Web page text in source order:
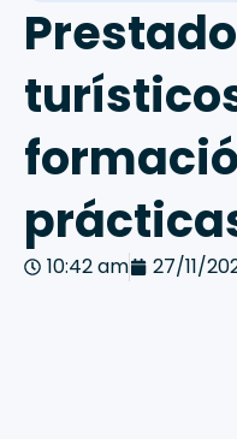
10:42 am 27/11/